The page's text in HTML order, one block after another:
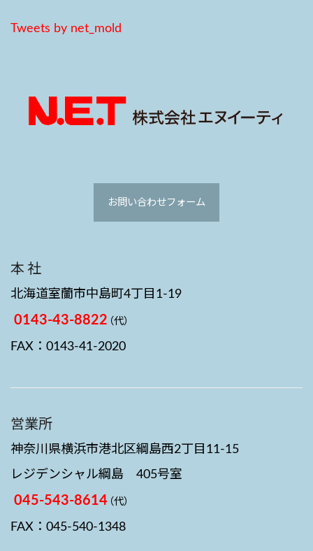
Tweets by net_mold
お問い合わせフォーム
本 社
北海道室蘭市中島町4丁目1-19
0143-43-8822（代）
FAX：0143-41-2020
営業所
神奈川県横浜市港北区綱島西2丁目11-15
レジデンシャル綱島 405号室
045-543-8614（代）
FAX：045-540-1348